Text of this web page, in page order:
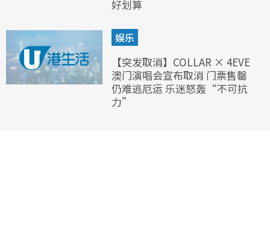
好划算
娱乐
【突发取消】COLLAR × 4EVE
澳门演唱会宣布取消 门票售罄
仍难逃厄运 乐迷怒轰“不可抗
力”